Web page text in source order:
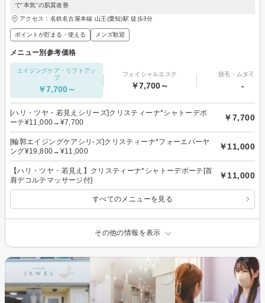
で"本気"の肌質改善
アクセス：名鉄名古屋本線 山王(愛知)駅 徒歩3分
ポイントが貯まる・使える メンズ歓迎
メニュー別参考価格
エイジングケア・リフトアッ
プ
￥7,700～
フェイシャルエステ
￥7,700～
脱毛・ムダ毛処
-
[ハリ・ツヤ・若見えシリーズ]クリスティーナ*シャトーデボ
ーテ¥11,000→¥7,700
￥7,700
[輪郭エイジングケアシリ-ズ]クリスティーナ*フォーエバーヤ
ング¥19,800→¥11,000
￥11,000
【ハリ・ツヤ・若見え】クリスティーナ*シャトーデボーテ[首
肩デコルテマッサージ付]
￥11,000
すべてのメニューを見る
その他の情報を表示